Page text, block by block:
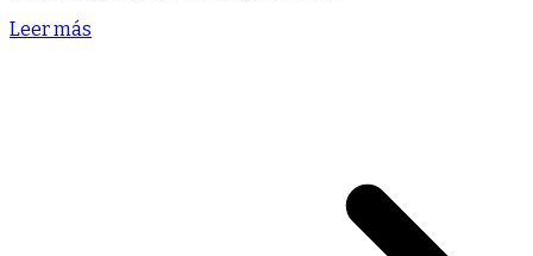
Leer más